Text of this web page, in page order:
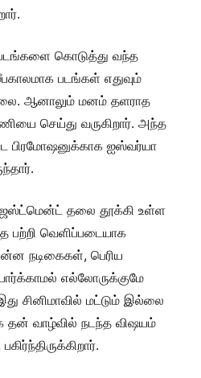
கொடுத்து வந்த
படங்கள் எதுவும்
ஆனாலும் மனம் தளராத
செய்து வருகிறார். அந்த
பிரமோஷனுக்காக ஐஸ்வர்யா
தலை தூக்கி உள்ள
வெளிப்படையாக
நடிகைகள், பெரிய
எல்லோருக்குமே
சினிமாவில் மட்டும் இல்லை
தன் வாழ்வில் நடந்த விஷயம்